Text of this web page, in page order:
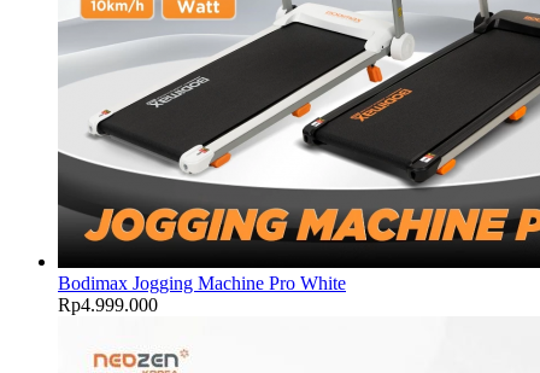
Bodimax Jogging Machine Pro White
Rp4.999.000